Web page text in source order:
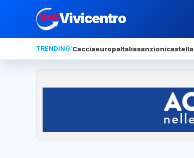
Vivicentro
TRENDING:CacciaeuropaItaliasanzioni